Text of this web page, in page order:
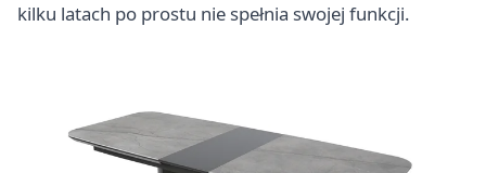
kilku latach po prostu nie spełnia swojej funkcji.